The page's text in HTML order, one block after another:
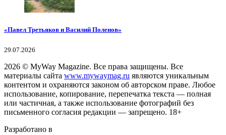
«Павел Третьяков и Василий Поленов»
29.07.2026
2026 © MyWay Magazine. Все права защищены. Все
материалы сайта www.mywaymag.ru являются уникальным
контентом и охраняются законом об авторском праве. Любое
использование, копирование, перепечатка текста — полная
или частичная, а также использование фотографий без
письменного согласия редакции — запрещено. 18+
Разработано в